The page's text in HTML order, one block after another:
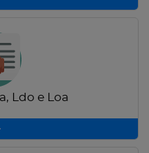
Ldo e Loa